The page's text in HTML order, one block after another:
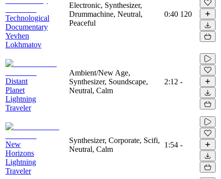
Technological
Documentary
Yevhen
Lokhmatov
Electronic, Synthesizer,
Drummachine, Neutral,
Peaceful
0:40 120
Distant
Planet
Lightning
Traveler
Ambient/New Age,
Synthesizer, Soundscape,
Neutral, Calm
2:12 -
New
Horizons
Lightning
Traveler
Synthesizer, Corporate, Scifi,
Neutral, Calm
1:54 -